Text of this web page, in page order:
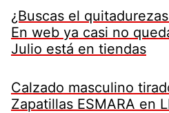
¿Buscas el
En web ya casi no
Julio está en tiendas
Calzado masculino
Zapatillas ESMARA en